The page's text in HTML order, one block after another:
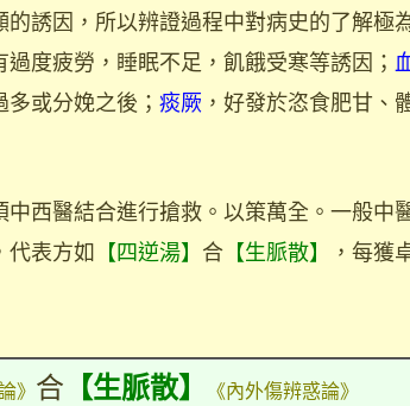
誘因，所以辨證過程中對病史的了解極
度疲勞，睡眠不足，飢餓受寒等誘因；
或分娩之後； 痰厥 ，好發於恣食肥甘、
西醫結合進行搶救。以策萬全。一般中
代表方如 【四逆湯】 合 【生脈散】 ，每獲
》 合 【生脈散】 《內外傷辨惑論》